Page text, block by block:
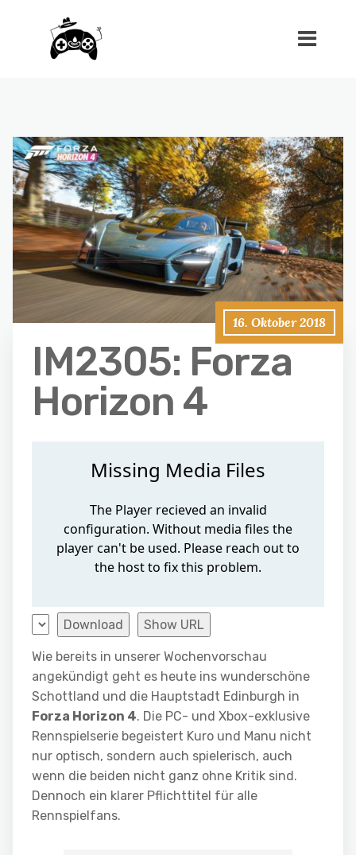
16. Oktober 2018
IM2305: Forza
Horizon 4
Download Show URL
Wie bereits in unserer Wochenvorschau
angekündigt geht es heute ins wunderschöne
Schottland und die Hauptstadt Edinburgh in
Forza Horizon 4. Die PC- und Xbox-exklusive
Rennspielserie begeistert Kuro und Manu nicht
nur optisch, sondern auch spielerisch, auch
wenn die beiden nicht ganz ohne Kritik sind.
Dennoch ein klarer Pflichttitel für alle
Rennspielfans.